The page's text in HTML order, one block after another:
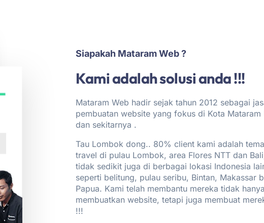
Siapakah Mataram Web ?
Kami adalah solusi anda !!!
Mataram Web hadir sejak tahun 2012 sebagai
pembuatan website yang fokus di Kota
dan sekitarnya .
Tau Lombok dong.. 80% client kami adalah
travel di pulau Lombok, area Flores NTT dan
tidak sedikit juga di berbagai lokasi Indonesia
seperti belitung, pulau seribu, Bintan, Makassar
Papua. Kami telah membantu mereka tidak hanya
membuatkan website, tetapi juga membuat
!!!